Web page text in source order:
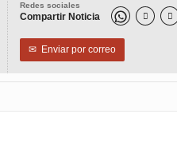
Redes sociales
Compartir Noticia  
✉ Enviar por correo